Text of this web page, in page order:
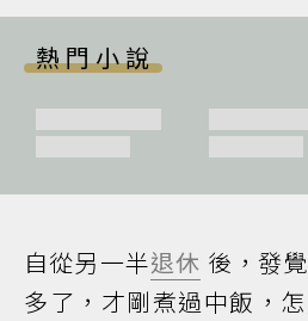
熱門小說
自從另一半退休 後，發
多了，才剛煮過中飯，